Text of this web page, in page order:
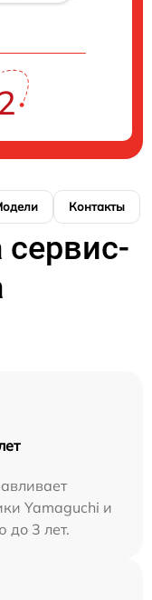
Контакты
Yamaguchi и
до 3 лет.